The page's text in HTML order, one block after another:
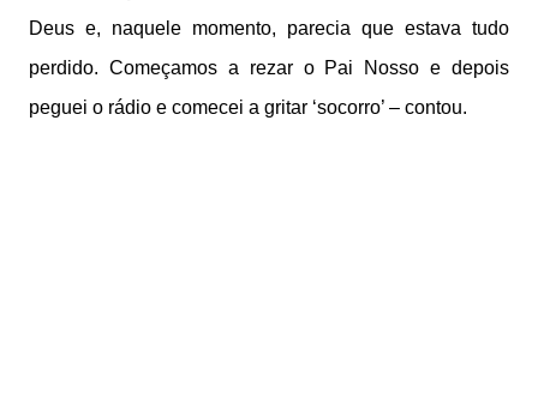
Deus e, naquele momento, parecia que estava tudo
perdido. Começamos a rezar o Pai Nosso e depois
peguei o rádio e comecei a gritar ‘socorro’ – contou.